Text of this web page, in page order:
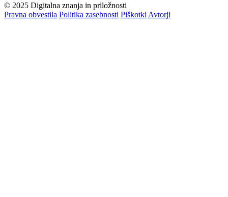
© 2025 Digitalna znanja in priložnosti
Pravna obvestila Politika zasebnosti Piškotki Avtorji